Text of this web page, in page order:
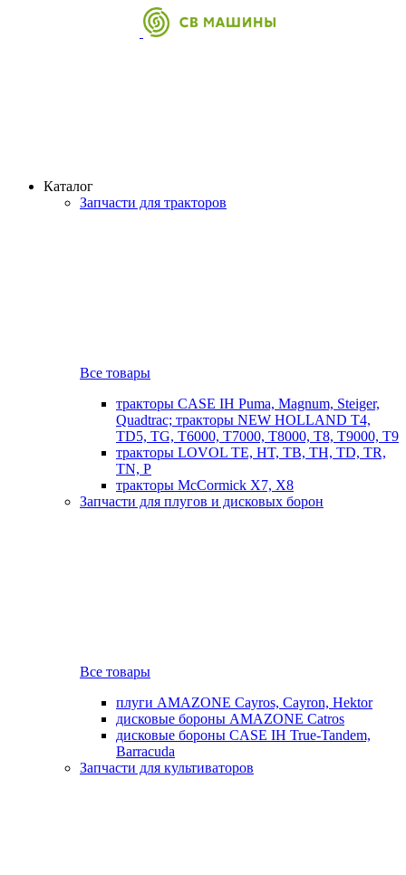
Каталог
Запчасти для тракторов
Все товары
тракторы CASE IH Puma, Magnum, Steiger,
Quadtrac; тракторы NEW HOLLAND T4,
TD5, TG, T6000, T7000, T8000, T8, T9000, T9
тракторы LOVOL TE, HT, TB, TH, TD, TR,
TN, P
тракторы McCormick X7, X8
Запчасти для плугов и дисковых борон
Все товары
плуги AMAZONE Cayros, Cayron, Hektor
дисковые бороны AMAZONE Catros
дисковые бороны CASE IH True-Tandem,
Barracuda
Запчасти для культиваторов